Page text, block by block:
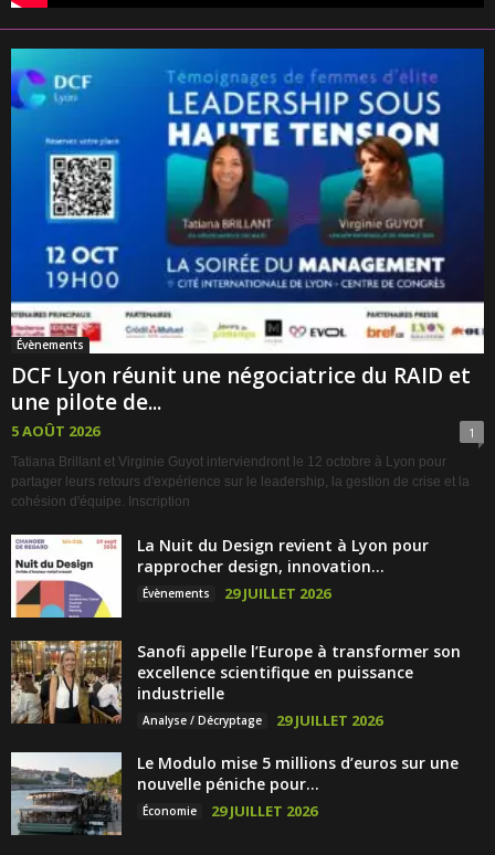
Évènements
DCF Lyon réunit une négociatrice du RAID et
une pilote de...
5 AOÛT 2026 1
Tatiana Brillant et Virginie Guyot interviendront le 12 octobre à Lyon pour
partager leurs retours d'expérience sur le leadership, la gestion de crise et la
cohésion d'équipe. Inscription
La Nuit du Design revient à Lyon pour
rapprocher design, innovation...
Évènements 29 JUILLET 2026
Sanofi appelle l’Europe à transformer son
excellence scientifique en puissance
industrielle
Analyse / Décryptage 29 JUILLET 2026
Le Modulo mise 5 millions d’euros sur une
nouvelle péniche pour...
Économie 29 JUILLET 2026